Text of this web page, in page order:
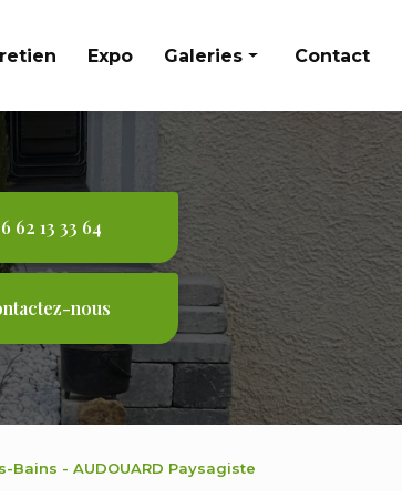
Expo Galeries
Aménagement extérieur
Entretien
Contact
62 13 33 64
nous
- AUDOUARD Paysagiste